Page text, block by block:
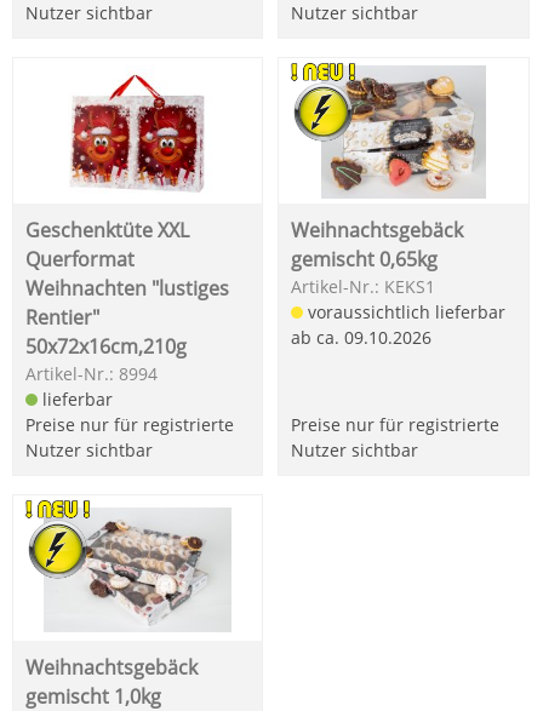
Nutzer sichtbar
Nutzer sichtbar
Geschenktüte XXL
Querformat
Weihnachten "lustiges
Rentier"
50x72x16cm,210g
Artikel-Nr.: 8994
lieferbar
Preise nur für registrierte
Nutzer sichtbar
Weihnachtsgebäck
gemischt 0,65kg
Artikel-Nr.: KEKS1
voraussichtlich lieferbar
ab ca. 09.10.2026
Preise nur für registrierte
Nutzer sichtbar
Weihnachtsgebäck
gemischt 1,0kg